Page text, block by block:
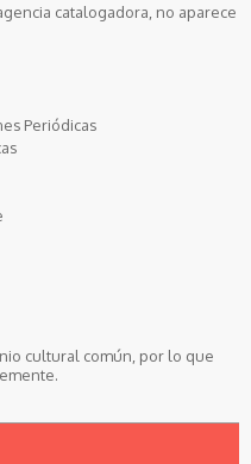
catalogadora, no aparece
Periódicas
cultural común, por lo que